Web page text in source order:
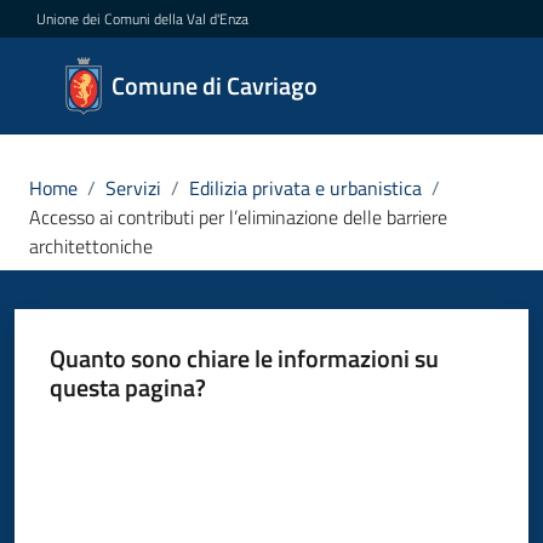
Vai al contenuto
Vai alla navigazione
Vai al footer
Unione dei Comuni della Val d'Enza
Comune di Cavriago
Comune
di
Amministrazione
Servizi
Home / Servizi / Edilizia privata e urbanistica /
Accesso ai contributi per l’eliminazione delle barriere
architettoniche
Quanto sono chiare le informazioni su
questa pagina?